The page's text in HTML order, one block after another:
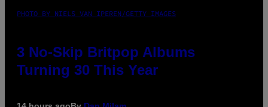
PHOTO BY NIELS VAN IPEREN/GETTY IMAGES
3 No-Skip Britpop Albums
Turning 30 This Year